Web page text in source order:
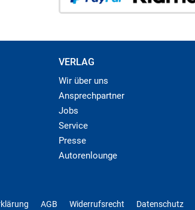
VERLAG
Wir über uns
Ansprechpartner
Jobs
Service
Presse
Autorenlounge
AGB Widerrufsrecht Datenschutz